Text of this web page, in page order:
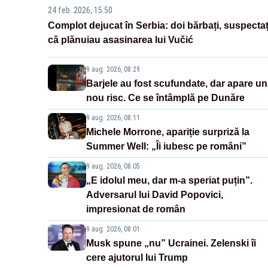
24 feb. 2026, 15:50
Complot dejucat în Serbia: doi bărbați,
că plănuiau asasinarea lui Vučić
9 aug. 2026, 08:29
Barjele au fost scufundate, dar apare un
nou risc. Ce se întâmplă pe Dunăre
9 aug. 2026, 08:11
Michele Morrone, apariție surpriză la
Summer Well: „Îi iubesc pe români”
9 aug. 2026, 08:05
„E idolul meu, dar m-a speriat puțin”.
Adversarul lui David Popovici,
impresionat de român
9 aug. 2026, 08:01
Musk spune „nu” Ucrainei. Zelenski îi
cere ajutorul lui Trump